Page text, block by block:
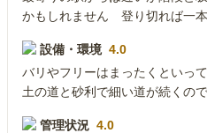
かもしれません 登り切れば一
設備・環境 4.0
バリやフリーはまったくといっ
土の道と砂利で細い道が続くの
管理状況 4.0